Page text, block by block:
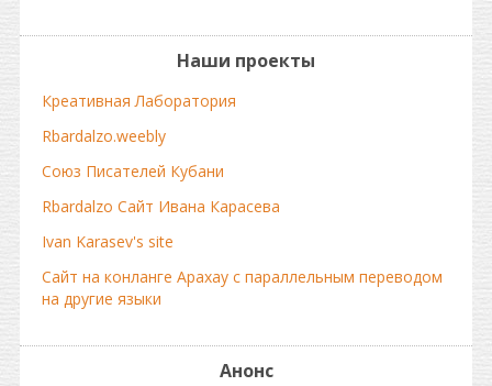
Наши проекты
Креативная Лаборатория
Rbardalzo.weebly
Союз Писателей Кубани
Rbardalzo Сайт Ивана Карасева
Ivan Karasev's site
Сайт на конланге Арахау с параллельным переводом
на другие языки
Анонс